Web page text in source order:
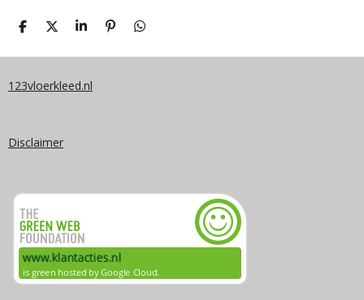
D
L
N
D
E
S
A
E
P
N
D
L
123vloerkleed.nl
Disclaimer